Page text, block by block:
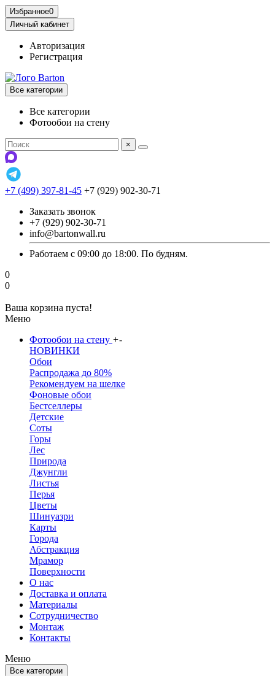
Избранное0
Личный кабинет
Авторизация
Регистрация
Все категории
Все категории
Фотообои на стену
×
+7 (499) 397-81-45 +7 (929) 902-30-71
Заказать звонок
+7 (929) 902-30-71
info@bartonwall.ru
Работаем с 09:00 до 18:00. По будням.
0
0
Ваша корзина пуста!
Меню
Фотообои на стену +-
НОВИНКИ
Обои
Распродажа до 80%
Рекомендуем на шелке
Фоновые обои
Бестселлеры
Детские
Соты
Горы
Лес
Природа
Джунгли
Листья
Перья
Цветы
Шинуазри
Карты
Города
Абстракция
Мрамор
Поверхности
О нас
Доставка и оплата
Материалы
Сотрудничество
Монтаж
Контакты
Меню
Все категории